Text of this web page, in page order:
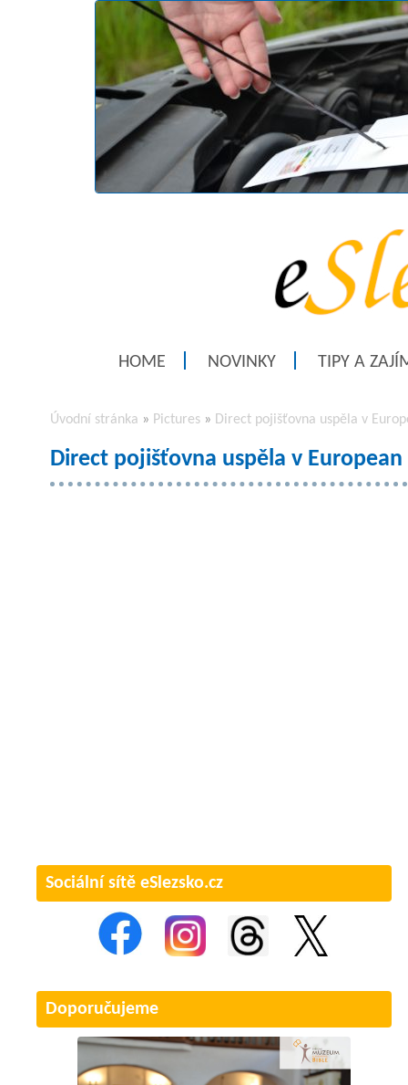
HOME NOVINKY TIPY A
Úvodní stránka » Pictures » Direct pojišťovna uspěla v
Direct pojišťovna uspěla v European
Sociální sítě eSlezsko.cz
Doporučujeme